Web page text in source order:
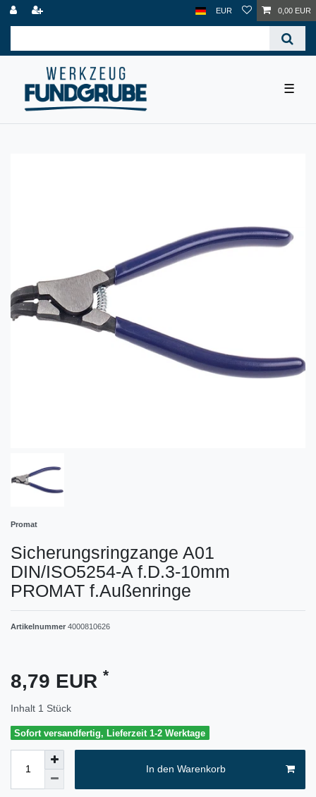
EUR 0,00 EUR
☰
Promat
Sicherungsringzange A01
DIN/ISO5254-A f.D.3-10mm
PROMAT f.Außenringe
Artikelnummer 4000810626
8,79 EUR *
Inhalt 1 Stück
Sofort versandfertig, Lieferzeit 1-2 Werktage
In den Warenkorb